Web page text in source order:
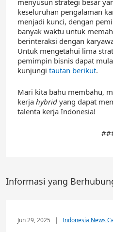
menyusun strategi besar
keseluruhan pengalaman
menjadi kunci, dengan
banyak waktu untuk
berinteraksi dengan
Untuk mengetahui lima
pemimpin bisnis dapat
kunjungi tautan berikut.
Mari kita bahu membahu,
kerja hybrid yang dapat
talenta kerja Indonesia!
Informasi yang
Jun 29, 2025 | Indonesia News